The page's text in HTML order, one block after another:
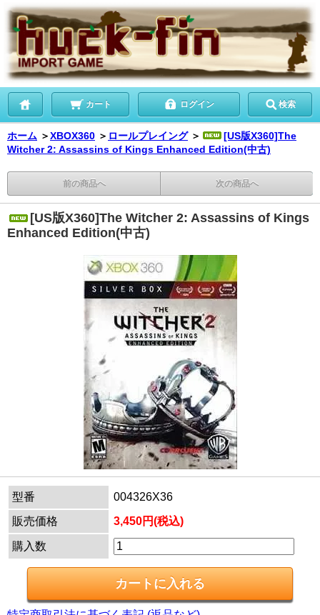
カート ログイン 検索
ホーム ＞XBOX360 ＞ ロールプレイング ＞
[US版X360]The
Witcher 2: Assassins of Kings Enhanced Edition(中古)
前の商品へ 次の商品へ
[US版X360]The Witcher 2: Assassins of Kings
Enhanced Edition(中古)
型番
004326X36
販売価格
3,450円(税込)
購入数